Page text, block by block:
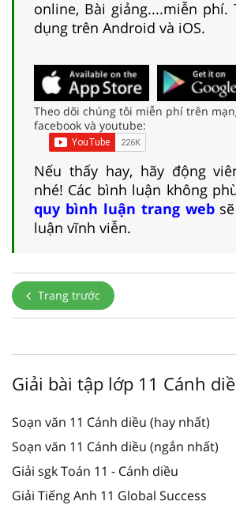
online, Bài giảng....miễn phí.
dụng trên Android và iOS.
Theo dõi chúng tôi miễn phí trên
facebook và youtube:
Nếu thấy hay, hãy động
nhé! Các bình luận không
quy bình luận trang websẽ
luận vĩnh viễn.
Trang trước
Giải bài tập lớp 11 Cánh
Soạn văn 11 Cánh diều (hay nhất)
Soạn văn 11 Cánh diều (ngắn nhất)
Giải sgk Toán 11 - Cánh diều
Giải Tiếng Anh 11 Global Success